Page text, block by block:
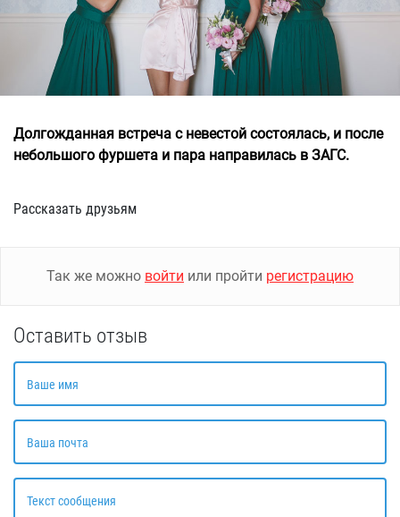
Долгожданная встреча с невестой состоялась, и после
небольшого фуршета и пара направилась в ЗАГС.
Рассказать друзьям
Так же можно войти или пройти регистрацию
Оставить отзыв
Ваше имя
Ваша почта
Текст сообщения